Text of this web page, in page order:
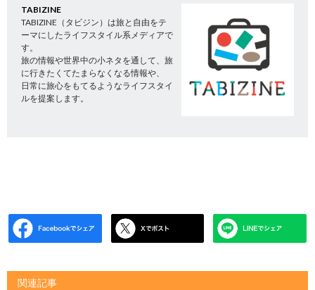
TABIZINE
TABIZINE（タビジン）は旅と自由をテ
ーマにしたライフスタイル系メディアで
す。
旅の情報や世界中の小ネタを通して、旅
に行きたくてたまらなくなる情報や、
日常に旅心をもてるようなライフスタイ
ルを提案します。
関連記事